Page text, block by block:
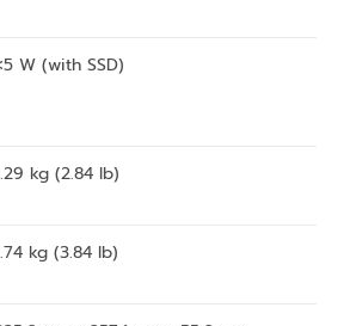
W (with SSD)
kg (2.84 lb)
kg (3.84 lb)